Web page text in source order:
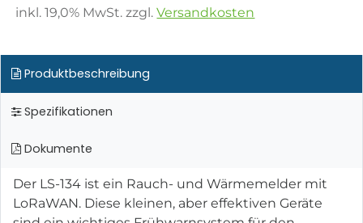
inkl.19,0% MwSt. zzgl.Versandkosten
Produktbeschreibung
Spezifikationen
Dokumente
Der LS-134 ist ein Rauch- und Wärmemelder mit
LoRaWAN. Diese kleinen, aber effektiven Geräte